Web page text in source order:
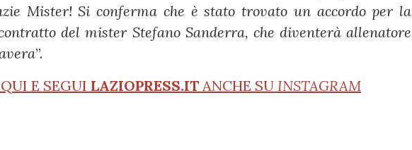
Mister! Si conferma che è stato trovato un accordo per la
del mister Stefano Sanderra, che diventerà allenatore
”.
E SEGUI LAZIOPRESS.IT ANCHE SU INSTAGRAM